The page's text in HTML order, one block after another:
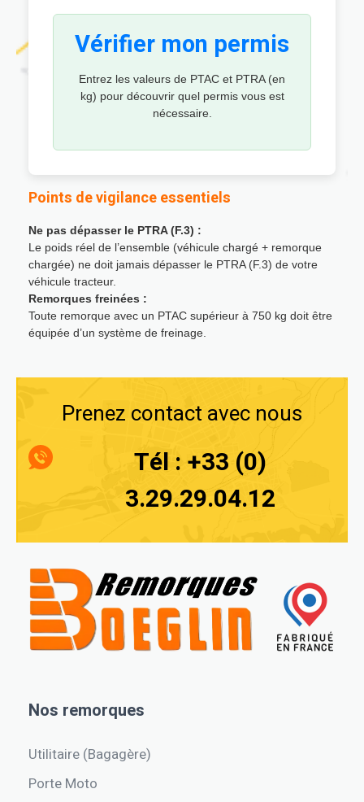
Vérifier mon permis
Entrez les valeurs de PTAC et PTRA (en
kg) pour découvrir quel permis vous est
nécessaire.
Points de vigilance essentiels
Ne pas dépasser le PTRA (F.3) :
Le poids réel de l’ensemble (véhicule chargé + remorque
chargée) ne doit jamais dépasser le PTRA (F.3) de votre
véhicule tracteur.
Remorques freinées :
Toute remorque avec un PTAC supérieur à 750 kg doit être
équipée d’un système de freinage.
Prenez contact avec nous
Tél : +33 (0)
3.29.29.04.12
Nos remorques
Utilitaire (Bagagère)
Porte Moto